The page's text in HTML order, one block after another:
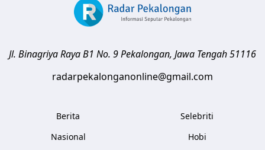
Jl. Binagriya Raya B1 No. 9Pekalongan, Jawa Tengah51116
radarpekalonganonline@gmail.com
Berita
Nasional
Selebriti
Hobi